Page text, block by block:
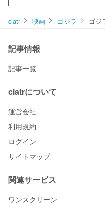
ciatr 映画 ゴジラ ゴジ
記事情報
記事一覧
ciatrについて
運営会社
利用規約
ログイン
サイトマップ
関連サービス
ワンスクリーン